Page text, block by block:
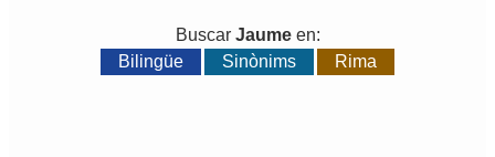
Buscar Jaumeen:
Bilingüe
Sinònims Rima